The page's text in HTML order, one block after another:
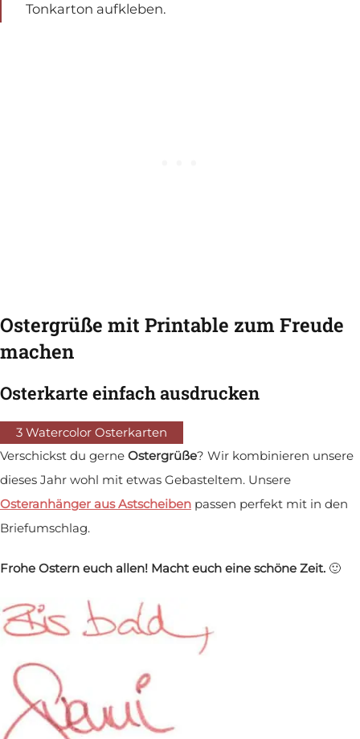
Tonkarton aufkleben.
Ostergrüße mit Printable zum Freude
machen
Osterkarte einfach ausdrucken
3 Watercolor Osterkarten
Verschickst du gerne Ostergrüße? Wir kombinieren unsere
dieses Jahr wohl mit etwas Gebasteltem. Unsere
Osteranhänger aus Astscheiben passen perfekt mit in den
Briefumschlag.
Frohe Ostern euch allen! Macht euch eine schöne Zeit. 🙂